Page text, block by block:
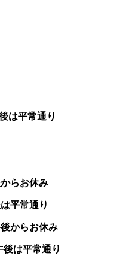
は平常通り
らお休み
平常通り
からお休み
は平常通り